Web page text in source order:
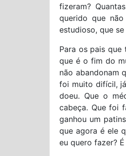
fizeram?
querido que
estudioso, que
Para os pais que
que é o fim do
não abandonam
foi muito difícil,
doeu. Que o
cabeça. Que foi
ganhou um
que agora é ele
eu quero fazer?